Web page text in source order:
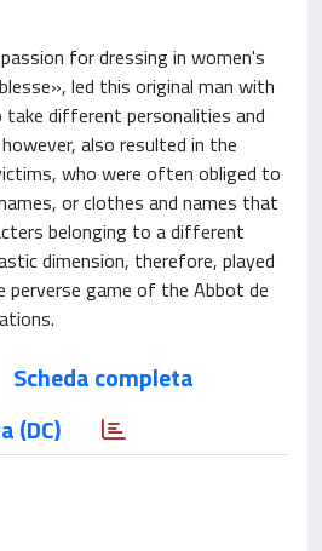
for dressing in women's
led this original man with
different personalities and
also resulted in the
who were often obliged to
or clothes and names that
belonging to a different
dimension, therefore, played
perverse game of the Abbot de
Scheda completa
(DC)